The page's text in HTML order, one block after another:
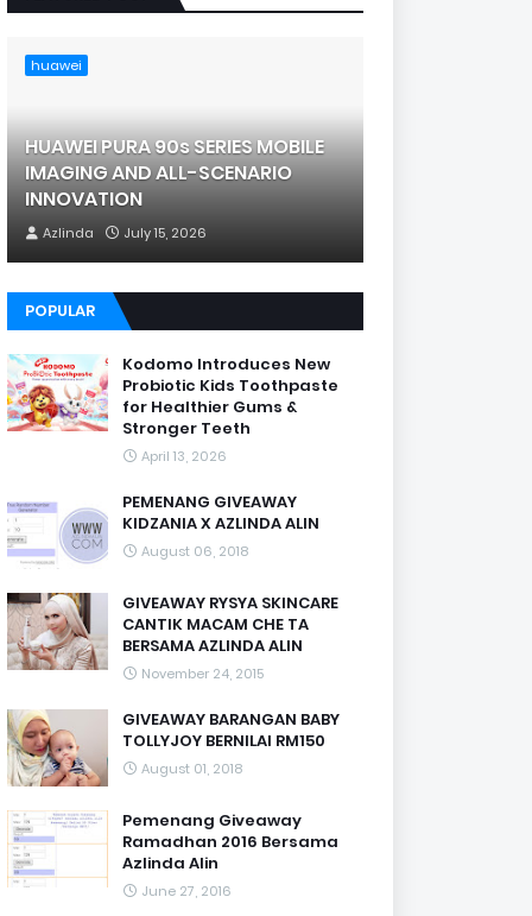
huawei
HUAWEI PURA 90s SERIES MOBILE
IMAGING AND ALL-SCENARIO
INNOVATION
Azlinda July 15, 2026
POPULAR
Kodomo Introduces New
Probiotic Kids Toothpaste
for Healthier Gums &
Stronger Teeth
April 13, 2026
PEMENANG GIVEAWAY
KIDZANIA X AZLINDA ALIN
August 06, 2018
GIVEAWAY RYSYA SKINCARE
CANTIK MACAM CHE TA
BERSAMA AZLINDA ALIN
November 24, 2015
GIVEAWAY BARANGAN BABY
TOLLYJOY BERNILAI RM150
August 01, 2018
Pemenang Giveaway
Ramadhan 2016 Bersama
Azlinda Alin
June 27, 2016